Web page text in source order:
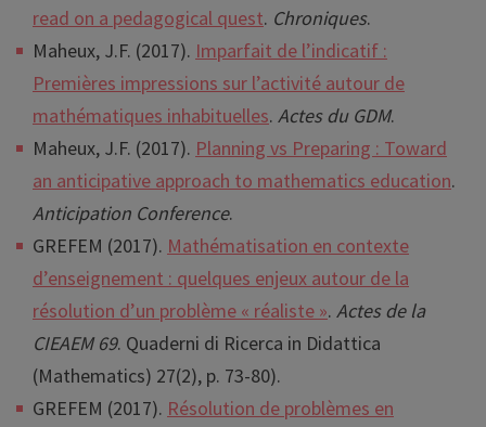
read on a pedagogical quest. Chroniques.
Maheux, J.F. (2017). Imparfait de l’indicatif :
Premières impressions sur l’activité autour de
mathématiques inhabituelles. Actes du GDM.
Maheux, J.F. (2017). Planning vs Preparing : Toward
an anticipative approach to mathematics education.
Anticipation Conference.
GREFEM (2017). Mathématisation en contexte
d’enseignement : quelques enjeux autour de la
résolution d’un problème « réaliste ». Actes de la
CIEAEM 69. Quaderni di Ricerca in Didattica
(Mathematics) 27(2), p. 73-80).
GREFEM (2017). Résolution de problèmes en